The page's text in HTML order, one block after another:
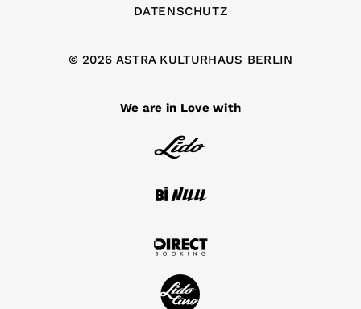
DATENSCHUTZ
© 2026 ASTRA KULTURHAUS BERLIN
We are in Love with